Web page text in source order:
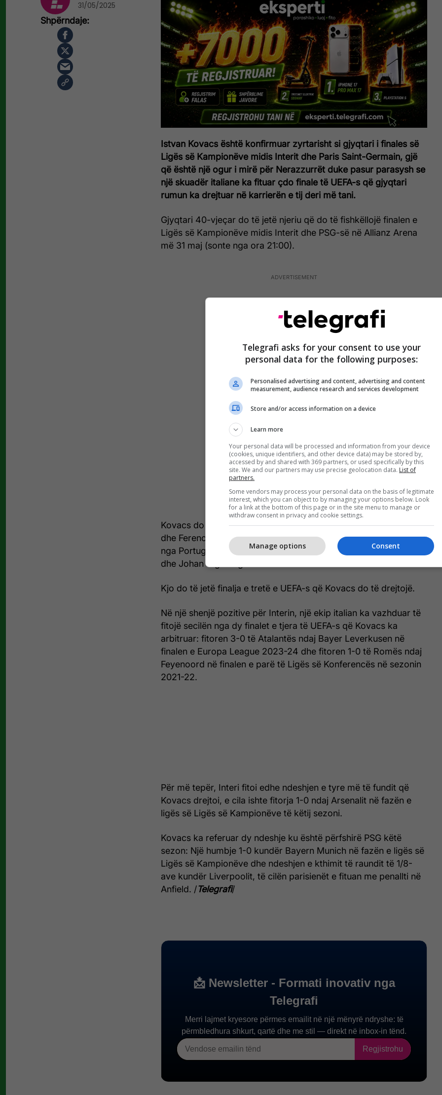
Istvan Kovacs është konfirmuar zyrtarisht si gjyqtari i finales së
Ligës së Kampionëve midis Interit dhe Paris Saint-Germain, gjë
që është një ogur i mirë për Nerazzurrët duke pasur parasysh se
një skuadër italiane ka fituar çdo finale të UEFA-s që gjyqtari
rumun ka drejtuar në karrierën e tij deri më tani.
Gjyqtari 40-vjeçar do të jetë njeriu që do të fishkëllojë finalen e
Ligës së Kampionëve midis Interit dhe PSG-së në Allianz Arena
më 31 maj (sonte nga ora 21:00).
Kovacs do të shoqërohet nga asistentët rumunë Mihai Marica
dhe Ferencz Tunyogi, gjyqtari i katërt Joao Pedro Silva Pinhero
nga Portugalia dhe në VAR janë: Catalin Sorin Popa nga Rumania
dhe Johan Higler nga Holanda.
Kjo do të jetë finalja e tretë e UEFA-s që Kovacs do të drejtojë.
Në një shenjë pozitive për Interin, një ekip italian ka vazhduar të
fitojë secilën nga dy finalet e tjera të UEFA-s që Kovacs ka
arbitruar: fitoren 3-0 të Atalantës ndaj Bayer Leverkusen në
finalen e Europa League 2023-24 dhe fitoren 1-0 të Romës ndaj
Feyenoord në finalen e parë të Ligës së Konferencës në sezonin
2021-22.
Për më tepër, Interi fitoi edhe ndeshjen e tyre më të fundit që
Kovacs drejtoi, e cila ishte fitorja 1-0 ndaj Arsenalit në fazën e
ligës së Ligës së Kampionëve të këtij sezoni.
Kovacs ka referuar dy ndeshje ku është përfshirë PSG këtë
sezon: Një humbje 1-0 kundër Bayern Munich në fazën e ligës së
Ligës së Kampionëve dhe ndeshjen e kthimit të raundit të 1/8-
ave kundër Liverpoolit, të cilën parisienët e fituan me penallti në
Anfield. /Telegrafi/
31/05/2025
Telegrafi asks for your consent to use your
personal data for the following purposes:
Personalised advertising and content, advertising and content
measurement, audience research and services development
Store and/or access information on a device
Learn more
Your personal data will be processed and information from your device
(cookies, unique identifiers, and other device data) may be stored by,
accessed by and shared with 369 partners, or used specifically by this
site. We and our partners may use precise geolocation data. List of
partners.
Some vendors may process your personal data on the basis of legitimate
interest, which you can object to by managing your options below. Look
for a link at the bottom of this page or in the site menu to manage or
withdraw consent in privacy and cookie settings.
Consent
Manage options